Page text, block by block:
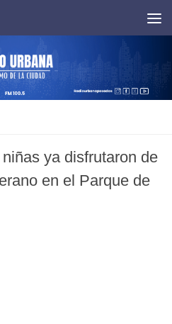
ya disfrutaron de
en el Parque de